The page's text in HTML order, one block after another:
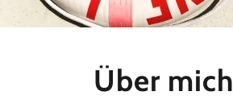
Über mich